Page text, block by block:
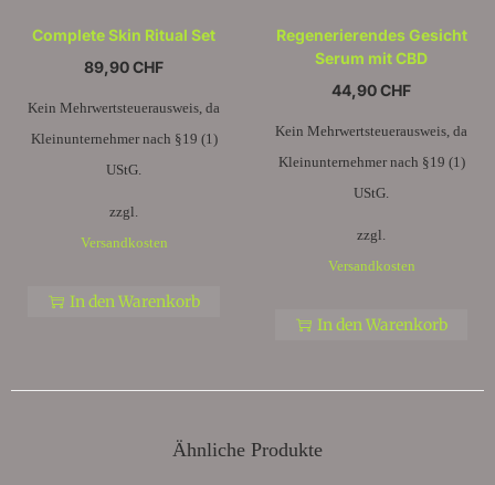
Complete Skin Ritual Set
89,90CHF
Kein Mehrwertsteuerausweis, da
Kleinunternehmer nach §19 (1)
UStG.
zzgl.
Versandkosten
In den Warenkorb
Regenerierendes Gesicht
Serum mit CBD
44,90CHF
Kein Mehrwertsteuerausweis, da
Kleinunternehmer nach §19 (1)
UStG.
zzgl.
Versandkosten
In den Warenkorb
Ähnliche Produkte